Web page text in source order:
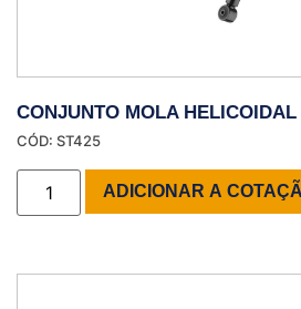
CONJUNTO MOLA
CÓD: ST425
ADICIONAR A